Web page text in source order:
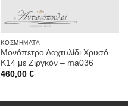
ΚΟΣΜΉΜΑΤΑ
Μονόπετρο Δαχτυλίδι Χρυσό
Κ14 με Ζιργκόν – ma036
460,00 €